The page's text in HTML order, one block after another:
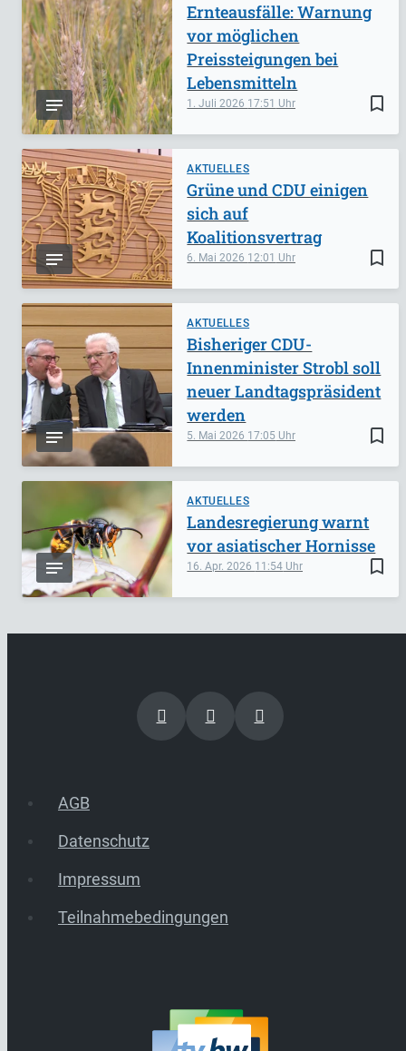
bookmark_border
1. Juli 2026 17:51
Ernteausfälle: Warnung
vor möglichen
Preissteigungen bei
Lebensmitteln
AKTUELLES
bookmark_border
6. Mai 2026 12:01
Grüne und CDU einigen
sich auf
Koalitionsvertrag
AKTUELLES
bookmark_border
5. Mai 2026 17:05
Bisheriger CDU-
Innenminister Strobl soll
neuer Landtagspräsident
werden
AKTUELLES
bookmark_border
16. Apr. 2026 11:54
Landesregierung warnt
vor asiatischer Hornisse
AGB
Datenschutz
Impressum
Teilnahmebedingungen